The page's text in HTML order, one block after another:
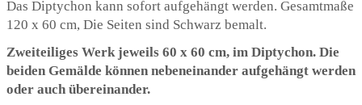
Das Diptychon kann sofort aufgehängt werden. Gesamtmaße
120 x 60 cm, Die Seiten sind Schwarz bemalt.
Zweiteiliges Werk jeweils 60 x 60 cm, im Diptychon. Die
beiden Gemälde können nebeneinander aufgehängt werden
oder auch übereinander.